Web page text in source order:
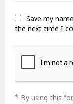
Save my
the next time I
* By using this